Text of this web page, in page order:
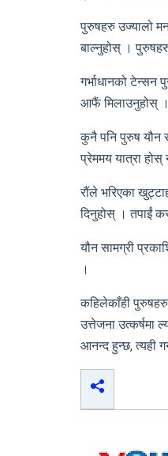
पुरुषहरु उज्यालो
बाल्नुहोस् ।
गर्भाधानको टेन्सन
आफैं मिलाउनुहोस् ।
कुनै पनि पुरुष यौन
प्रेममय यात्रा होस्
रौंले भरिएका
दिनुहोस् । तपाईं
यौन सामग्री
।
कहिलेकाँही
उत्तेजना उत्कर्षमा
आनन्द हुन्छ, त्यही